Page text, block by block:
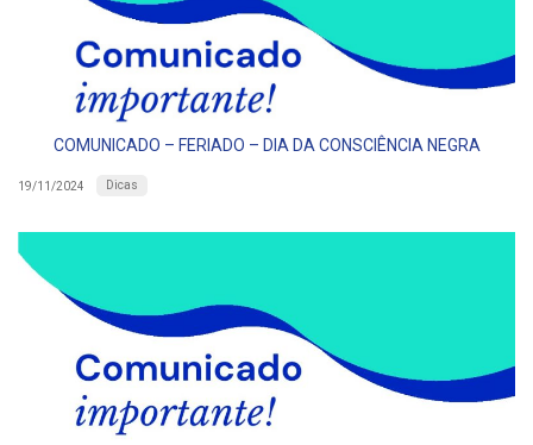
COMUNICADO – FERIADO – DIA DA CONSCIÊNCIA NEGRA
19/11/2024 Dicas